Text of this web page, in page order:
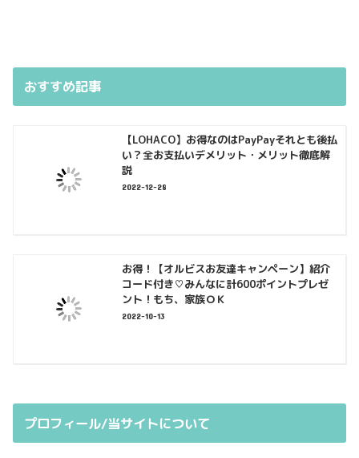
おすすめ記事
【LOHACO】お得なのはPayPayそれとも後払
い？全お支払いデメリット・メリット徹底解
説
2022-12-28
お得！【オルビスお友達キャンペーン】紹介
コード付き♡みんなに計600ポイントプレゼ
ント！もち、家族ＯＫ
2022-10-13
プロフィール/当サイトについて